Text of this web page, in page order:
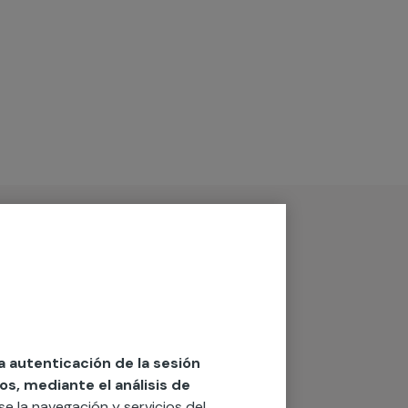
autenticación de la sesión
mediante el análisis de